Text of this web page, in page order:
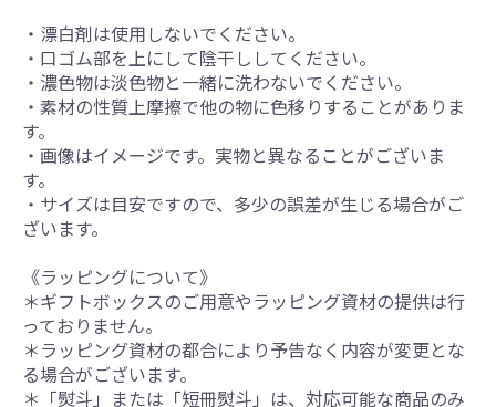
・漂白剤は使用しないでください。
・口ゴム部を上にして陰干ししてください。
・濃色物は淡色物と一緒に洗わないでください。
・素材の性質上摩擦で他の物に色移りすることがありま
す。
・画像はイメージです。実物と異なることがございま
す。
・サイズは目安ですので、多少の誤差が生じる場合がご
ざいます。
《ラッピングについて》
＊ギフトボックスのご用意やラッピング資材の提供は行
っておりません。
＊ラッピング資材の都合により予告なく内容が変更とな
る場合がございます。
＊「熨斗」または「短冊熨斗」は、対応可能な商品のみ